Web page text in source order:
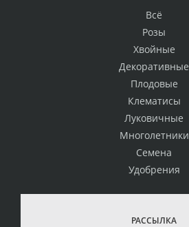
Всё
Розы
Хвойные
Декоративные
Плодовые
Клематисы
Луковичные
Многолетники
Семена
Удобрения
РАССЫЛКА